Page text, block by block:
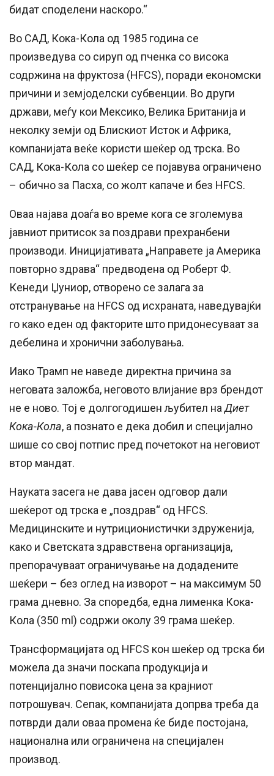
бидат споделени наскоро.“
Во САД, Кока-Кола од 1985 година се
произведува со сируп од пченка со висока
содржина на фруктоза (HFCS), поради економски
причини и земјоделски субвенции. Во други
држави, меѓу кои Мексико, Велика Британија и
неколку земји од Блискиот Исток и Африка,
компанијата веќе користи шеќер од трска. Во
САД, Кока-Кола со шеќер се појавува ограничено
– обично за Пасха, со жолт капаче и без HFCS.
Оваа најава доаѓа во време кога се зголемува
јавниот притисок за поздрави прехранбени
производи. Иницијативата „Направете ја Америка
повторно здрава“ предводена од Роберт Ф.
Кенеди Џуниор, отворено се залага за
отстранување на HFCS од исхраната, наведувајќи
го како еден од факторите што придонесуваат за
дебелина и хронични заболувања.
Иако Трамп не наведе директна причина за
неговата заложба, неговото влијание врз брендот
не е ново. Тој е долгогодишен љубител наДиет
Кока-Кола, а познато е дека добил и специјално
шише со свој потпис пред почетокот на неговиот
втор мандат.
Науката засега не дава јасен одговор дали
шеќерот од трска е „поздрав“ од HFCS.
Медицинските и нутриционистички здруженија,
како и Светската здравствена организација,
препорачуваат ограничување на додадените
шеќери – без оглед на изворот – на максимум 50
грама дневно. За споредба, една лименка Кока-
Кола (350 ml) содржи околу 39 грама шеќер.
Трансформацијата од HFCS кон шеќер од трска би
можела да значи поскапа продукција и
потенцијално повисока цена за крајниот
потрошувач. Сепак, компанијата допрва треба да
потврди дали оваа промена ќе биде постојана,
национална или ограничена на специјален
производ.